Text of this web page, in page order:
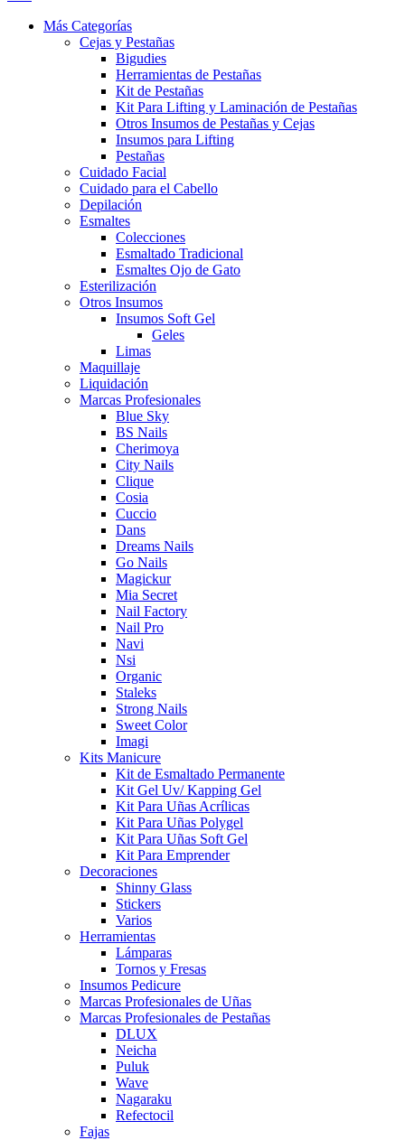
Más Categorías
Cejas y Pestañas
Bigudies
Herramientas de Pestañas
Kit de Pestañas
Kit Para Lifting y Laminación de Pestañas
Otros Insumos de Pestañas y Cejas
Insumos para Lifting
Pestañas
Cuidado Facial
Cuidado para el Cabello
Depilación
Esmaltes
Colecciones
Esmaltado Tradicional
Esmaltes Ojo de Gato
Esterilización
Otros Insumos
Insumos Soft Gel
Geles
Limas
Maquillaje
Liquidación
Marcas Profesionales
Blue Sky
BS Nails
Cherimoya
City Nails
Clique
Cosia
Cuccio
Dans
Dreams Nails
Go Nails
Magickur
Mia Secret
Nail Factory
Nail Pro
Navi
Nsi
Organic
Staleks
Strong Nails
Sweet Color
Imagi
Kits Manicure
Kit de Esmaltado Permanente
Kit Gel Uv/ Kapping Gel
Kit Para Uñas Acrílicas
Kit Para Uñas Polygel
Kit Para Uñas Soft Gel
Kit Para Emprender
Decoraciones
Shinny Glass
Stickers
Varios
Herramientas
Lámparas
Tornos y Fresas
Insumos Pedicure
Marcas Profesionales de Uñas
Marcas Profesionales de Pestañas
DLUX
Neicha
Puluk
Wave
Nagaraku
Refectocil
Fajas